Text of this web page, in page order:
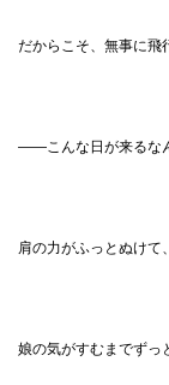
だからこそ、無事に飛
——こんな日が来るな
肩の力がふっとぬけて
娘の気がすむまでずっ